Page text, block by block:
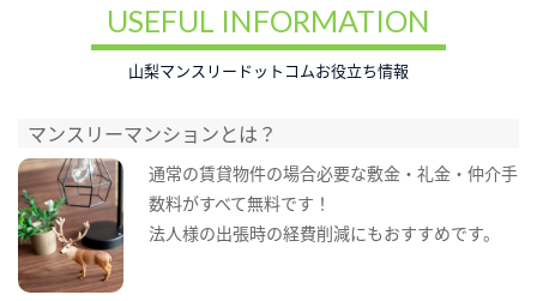
USEFUL INFORMATION
山梨マンスリードットコムお役立ち情報
マンスリーマンションとは？
通常の賃貸物件の場合必要な敷金・礼金・仲介手
数料がすべて無料です！
法人様の出張時の経費削減にもおすすめです。